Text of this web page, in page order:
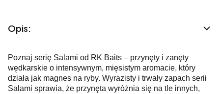
Opis:
Poznaj serię Salami od RK Baits – przynęty i zanęty
wędkarskie o intensywnym, mięsistym aromacie, który
działa jak magnes na ryby. Wyrazisty i trwały zapach serii
Salami sprawia, że przynęta wyróżnia się na tle innych,